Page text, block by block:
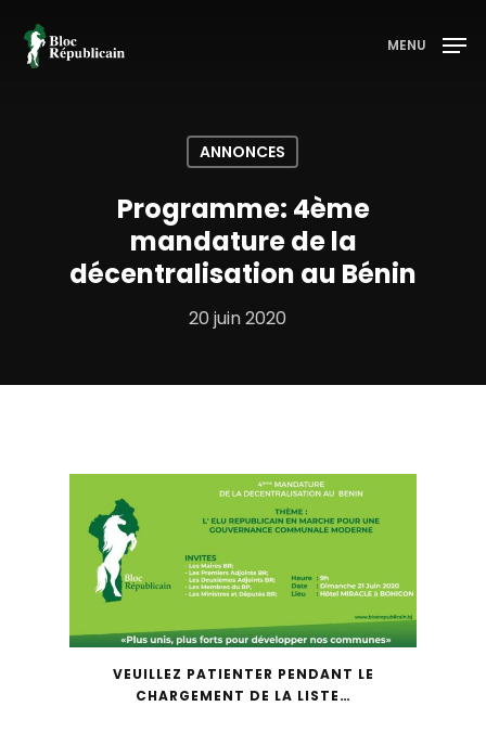
MENU
ANNONCES
Programme: 4ème
mandature de la
décentralisation au Bénin
20 juin 2020
VEUILLEZ PATIENTER PENDANT LE
CHARGEMENT DE LA LISTE…